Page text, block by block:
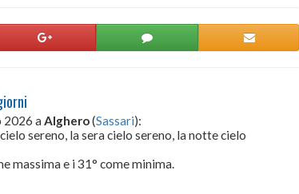
2026 a Alghero(Sassari):
sereno, la sera cielo sereno, la notte cielo
massima e i 31° come minima.